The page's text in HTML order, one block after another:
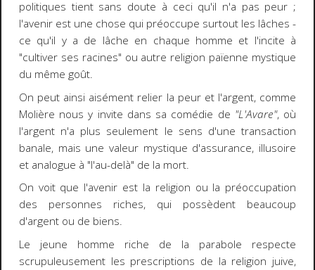
politiques tient sans doute à ceci qu'il n'a pas peur ;
l'avenir est une chose qui préoccupe surtout les lâches -
ce qu'il y a de lâche en chaque homme et l'incite à
"cultiver ses racines" ou autre religion païenne mystique
du même goût.
On peut ainsi aisément relier la peur et l'argent, comme
Molière nous y invite dans sa comédie de "L'Avare", où
l'argent n'a plus seulement le sens d'une transaction
banale, mais une valeur mystique d'assurance, illusoire
et analogue à "l'au-delà" de la mort.
On voit que l'avenir est la religion ou la préoccupation
des personnes riches, qui possèdent beaucoup
d'argent ou de biens.
Le jeune homme riche de la parabole respecte
scrupuleusement les prescriptions de la religion juive,